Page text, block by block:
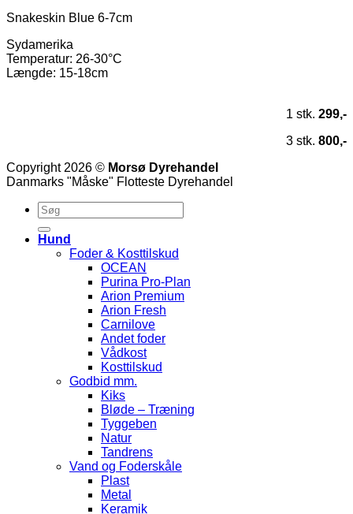
Snakeskin Blue 6-7cm
Sydamerika
Temperatur: 26-30°C
Længde: 15-18cm
1 stk. 299,-
3 stk. 800,-
Copyright 2026 © Morsø Dyrehandel
Danmarks "Måske" Flotteste Dyrehandel
Hund
Foder & Kosttilskud
OCEAN
Purina Pro-Plan
Arion Premium
Arion Fresh
Carnilove
Andet foder
Vådkost
Kosttilskud
Godbid mm.
Kiks
Bløde – Træning
Tyggeben
Natur
Tandrens
Vand og Foderskåle
Plast
Metal
Keramik